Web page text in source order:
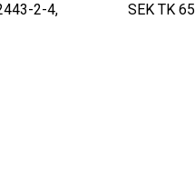
2-4,
SEK TK 65